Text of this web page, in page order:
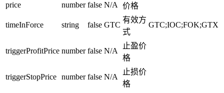
price
number false N/A 价格
timeInForce string false GTC
有效方
式
GTC;IOC;FOK;GTX
triggerProfitPrice number false N/A
止盈价
格
triggerStopPrice number false N/A
止损价
格